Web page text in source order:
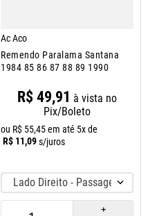
Ac Aco
Remendo Paralama Santana
1984 85 86 87 88 89 1990
R$ 49,91 à vista no
Pix/Boleto
ou R$ 55,45em até 5x de
R$ 11,09s/juros
Lado Direito - Passageiro
＋